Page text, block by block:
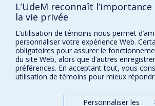
Plan du site
Signaler une erreur
Accessibilité
FACULTÉ DES ARTS ET DES SCIENCES
Nos départements et écoles
L’UdeM reconnaît
la vie privée
L’utilisation de témoins nous permet
personnaliser votre expérience Web.
obligatoires pour assurer le
du site Web, alors que d’autres
préférences. En acceptant tout, vous
utilisation de témoins pour mieux
Personnaliser les